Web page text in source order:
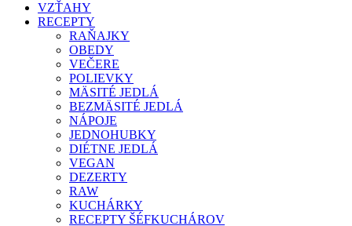
VZŤAHY
RECEPTY
RAŇAJKY
OBEDY
VEČERE
POLIEVKY
MÄSITÉ JEDLÁ
BEZMÄSITÉ JEDLÁ
NÁPOJE
JEDNOHUBKY
DIÉTNE JEDLÁ
VEGAN
DEZERTY
RAW
KUCHÁRKY
RECEPTY ŠÉFKUCHÁROV